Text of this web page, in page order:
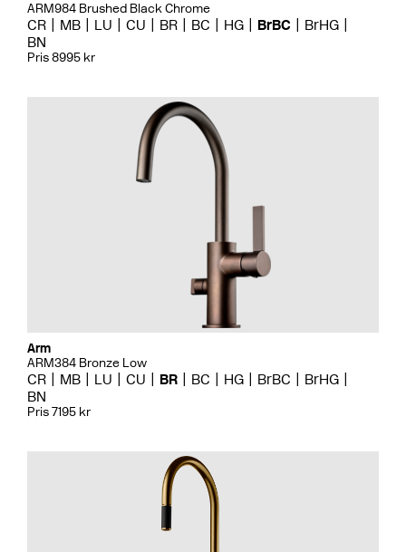
ARM984 Brushed Black Chrome
CR MB LU CU BR BC HG BrBC
BrHG
BN
Pris 8995 kr
Arm
ARM384 Bronze Low
CR MB LU CU BR BC HG BrBC
BrHG
BN
Pris 7195 kr